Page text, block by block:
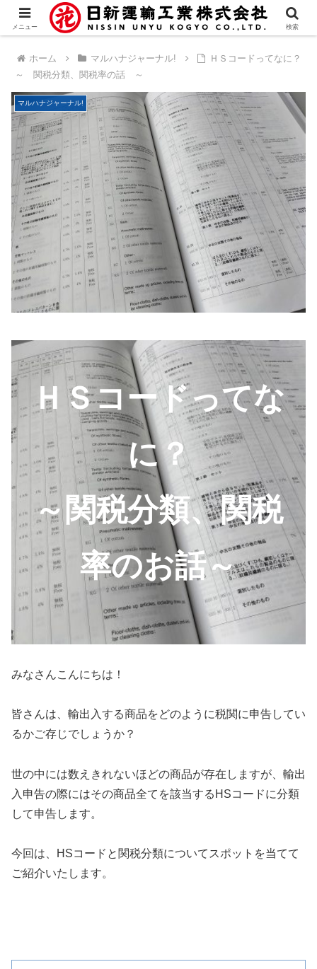
ホーム マルハナジャーナル!
ＨＳコードってなに？
～ 関税分類、関税率の話 ～
マルハナジャーナル!
ＨＳコードってな
に？
～関税分類、関税
率のお話～
みなさんこんにちは！
皆さんは、輸出入する商品をどのように税関に申告してい
るかご存じでしょうか？
世の中には数えきれないほどの商品が存在しますが、輸出
入申告の際にはその商品全てを該当するHSコードに分類
して申告します。
今回は、HSコードと関税分類についてスポットを当てて
ご紹介いたします。
メニュー 検索